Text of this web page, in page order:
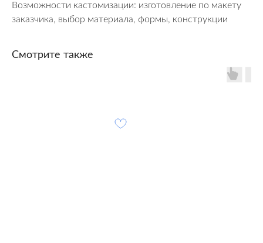
Возможности кастомизации: изготовление по макету
заказчика, выбор материала, формы, конструкции
Смотрите также